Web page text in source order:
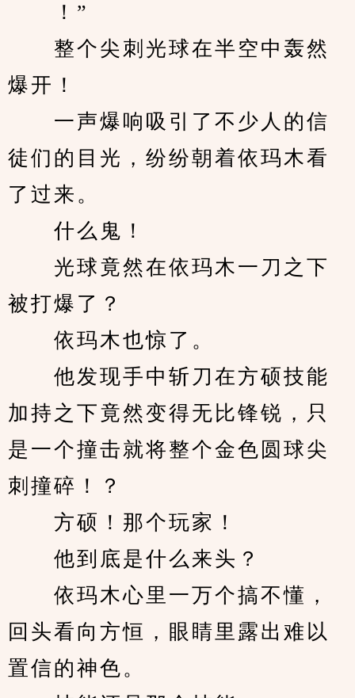
！”
整个尖刺光球在半空中轰然
爆开！
一声爆响吸引了不少人的信
徒们的目光，纷纷朝着依玛木看
了过来。
什么鬼！
光球竟然在依玛木一刀之下
被打爆了？
依玛木也惊了。
他发现手中斩刀在方硕技能
加持之下竟然变得无比锋锐，只
是一个撞击就将整个金色圆球尖
刺撞碎！？
方硕！那个玩家！
他到底是什么来头？
依玛木心里一万个搞不懂，
回头看向方恒，眼睛里露出难以
置信的神色。